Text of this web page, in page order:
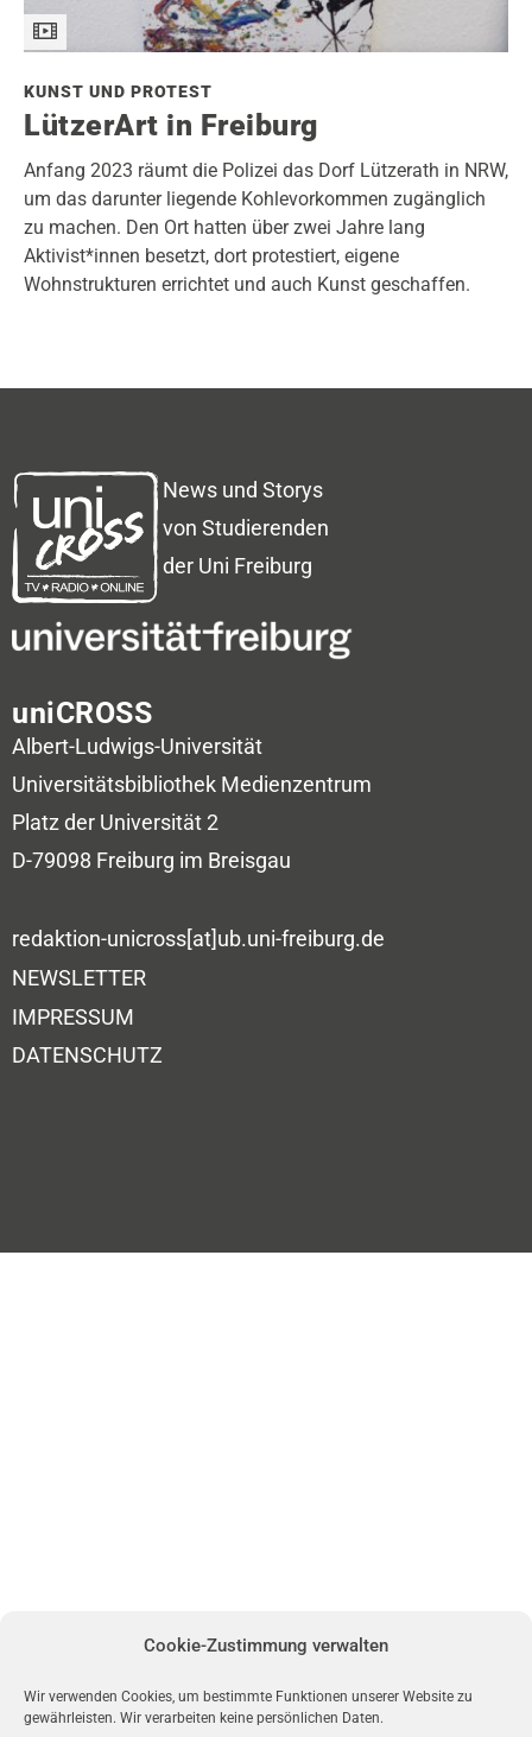
Cookie-Zustimmung verwalten
Wir verwenden Cookies, um bestimmte Funktionen unserer Website zu
gewährleisten. Wir verarbeiten keine persönlichen Daten.
KUNST UND PROTEST
LützerArt in Freiburg
Anfang 2023 räumt die Polizei das Dorf Lützerath in NRW,
um das darunter liegende Kohlevorkommen zugänglich
zu machen. Den Ort hatten über zwei Jahre lang
Aktivist*innen besetzt, dort protestiert, eigene
Wohnstrukturen errichtet und auch Kunst geschaffen.
News und Storys
von Studierenden
der Uni Freiburg
uniCROSS
Albert-Ludwigs-Universität
Universitätsbibliothek Medienzentrum
Platz der Universität 2
D-79098 Freiburg im Breisgau
redaktion-unicross[at]ub.uni-freiburg.de
NEWSLETTER
IMPRESSUM
DATENSCHUTZ